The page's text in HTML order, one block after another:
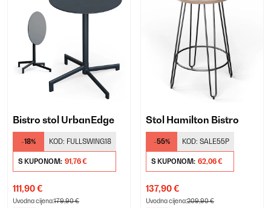
Bistro stol UrbanEdge
-18% KOD: FULLSWING18
S KUPONOM: 91,76 €
111,90 €
Uvodna cijena:179,90 €
Stol Hamilton Bistro
-55% KOD: SALE55P
S KUPONOM: 62,06 €
137,90 €
Uvodna cijena:209,90 €